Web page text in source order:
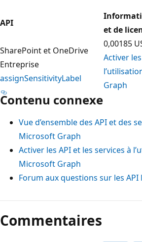
API
et de
SharePoint et OneDrive
Entreprise
assignSensitivityLabel
0,00185
Activer
Graph
Contenu connexe
Vue d’ensemble des API et des
Microsoft Graph
Activer les API et les services à
Microsoft Graph
Forum aux questions sur les API
Mode
lecture
désactivé
Commentaires